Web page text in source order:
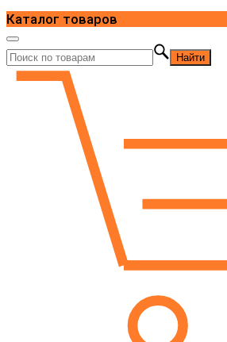
Каталог товаров
Найти